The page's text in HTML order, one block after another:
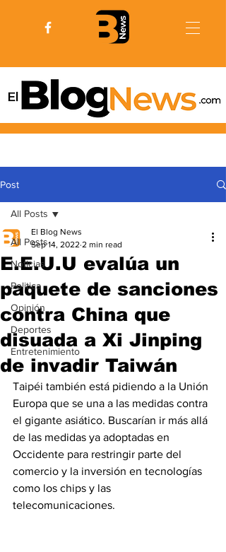
Post
All Posts
Noticias
Politica
Opinión
Deportes
Entretenimiento
All Posts
E.E.U.U evalúa un
paquete de sanciones
contra China que
disuada a Xi Jinping
de invadir Taiwán
El Blog News
Sep 14, 2022 2 min read
Taipéi también está pidiendo a la Unión
Europa que se una a las medidas contra
el gigante asiático. Buscarían ir más allá
de las medidas ya adoptadas en
Occidente para restringir parte del
comercio y la inversión en tecnologías
como los chips y las
telecomunicaciones.